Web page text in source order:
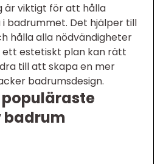
är viktigt för att hålla
badrummet. Det hjälper till
hålla alla nödvändigheter
ett estetiskt plan kan rätt
till att skapa en mer
badrumsdesign.
badrum